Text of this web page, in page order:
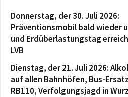
Donnerstag, der 30. Juli 2026:
Präventionsmobil bald wieder
und Erdüberlastungstag
LVB
Dienstag, der 21. Juli 2026:
auf allen Bahnhöfen, Bus-
RB110, Verfolgungsjagd in